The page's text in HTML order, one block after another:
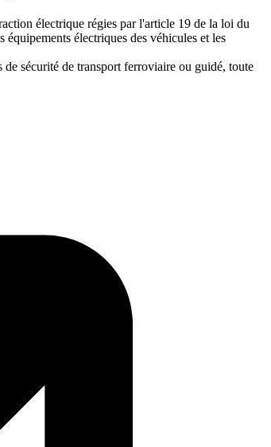
électrique régies par l'article 19 de la loi du
électriques des véhicules et les
sécurité de transport ferroviaire ou guidé, toute